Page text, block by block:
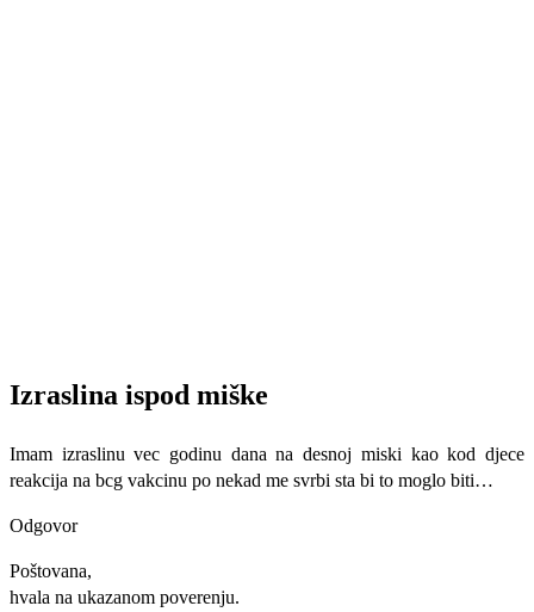
Izraslina ispod miške
Imam izraslinu vec godinu dana na desnoj miski kao kod djece
reakcija na bcg vakcinu po nekad me svrbi sta bi to moglo biti…
Odgovor
Poštovana,
hvala na ukazanom poverenju.